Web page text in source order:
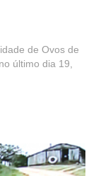
de Ovos de
último dia 19,